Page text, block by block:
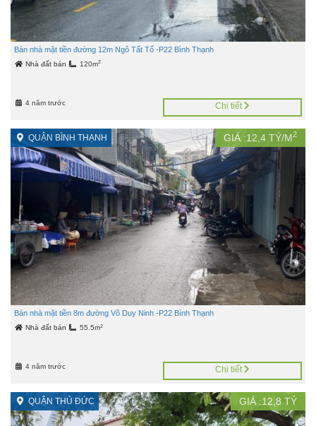
Bán nhà mặt tiền đường 12m Ngô Tất Tố -P22 Bình Thạnh
Nhà đất bán 120m2
4 năm trước Chi tiết
QUẬN BÌNH THẠNH GIÁ :12,4 TỶ/M2
Bán nhà mặt tiền 8m đường Võ Duy Ninh -P22 Bình Thạnh
Nhà đất bán 55.5m2
4 năm trước Chi tiết
QUẬN THỦ ĐỨC GIÁ :12,8 TỶ